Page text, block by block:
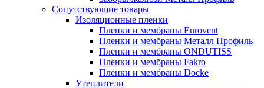
Сопутствующие товары
Изоляционные пленки
Пленки и мембраны Eurovent
Пленки и мембраны Металл Профиль
Пленки и мембраны ONDUTISS
Пленки и мембраны Fakro
Пленки и мембраны Docke
Утеплители